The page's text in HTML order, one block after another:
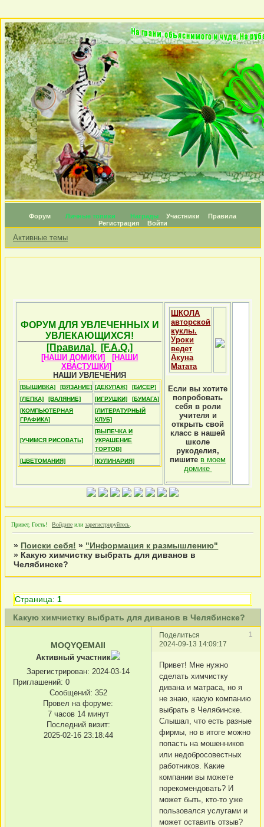
Форум Личные топики Награды Участники
Правила
Регистрация
Войти
Активные темы
ФОРУМ ДЛЯ УВЛЕЧЕННЫХ И
УВЛЕКАЮЩИХСЯ!
[Правила]
[F.A.Q.]
[НАШИ ДОМИКИ]
[НАШИ
ХВАСТУШКИ]
НАШИ УВЛЕЧЕНИЯ
[ВЫШИВКА] [ВЯЗАНИЕ] [ДЕКУПАЖ]
[БИСЕР]
[ЛЕПКА]
[ВАЛЯНИЕ] [ИГРУШКИ]
[БУМАГА]
[КОМПЬЮТЕРНАЯ
ГРАФИКА]
[ЛИТЕРАТУРНЫЙ
КЛУБ]
[УЧИМСЯ РИСОВАТЬ]
[ВЫПЕЧКА И
УКРАШЕНИЕ
ТОРТОВ]
[ЦВЕТОМАНИЯ]
[КУЛИНАРИЯ]
ШКОЛА
авторской
куклы.
Уроки
ведет
Акуна
Матата
Если вы хотите
попробовать
себя в роли
учителя и
открыть свой
класс в нашей
школе
рукоделия,
пишите в моем
домике
Привет, Гость! Войдите или зарегистрируйтесь
» Поиски себя! » "Информация к размышлению"
» Какую химчистку выбрать для диванов в
Челябинске?
Какую химчистку выбрать для диванов в Челябинске?
Страница: 1
Поделиться
1
2024-09-13 14:09:17
MOQYQEMAII
Активный участник
Зарегистрирован: 2024-03-14
Приглашений: 0
Сообщений: 352
Провел на форуме:
7 часов 14 минут
Последний визит:
2025-02-16 23:18:44
Привет! Мне нужно
сделать химчистку
дивана и матраса, но я
не знаю, какую компанию
выбрать в Челябинске.
Слышал, что есть разные
фирмы, но в итоге можно
попасть на мошенников
или недобросовестных
работников. Какие
компании вы можете
порекомендовать? И
может быть, кто-то уже
пользовался услугами и
может оставить отзыв?